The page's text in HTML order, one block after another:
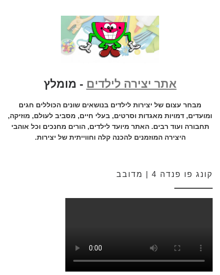
אתר יצירה לילדים - מומלץ
מבחר עצום של יצירות לילדים בנושאים שונים הכוללים חגים
ומועדים, דמויות מאגדות וסרטים, בעלי חיים, מסביב לעולם, מוזיקה,
תחבורה ועוד רבים. האתר מיועד לילדים, הורים מחנכים וכל אוהבי
היצירה המוזמנים להכנה קלה וחווייתית של יצירות.
קונג פו פנדה 4 | מדובב